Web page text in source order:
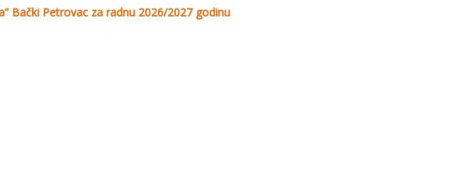
Bački Petrovac za radnu 2026/2027 godinu